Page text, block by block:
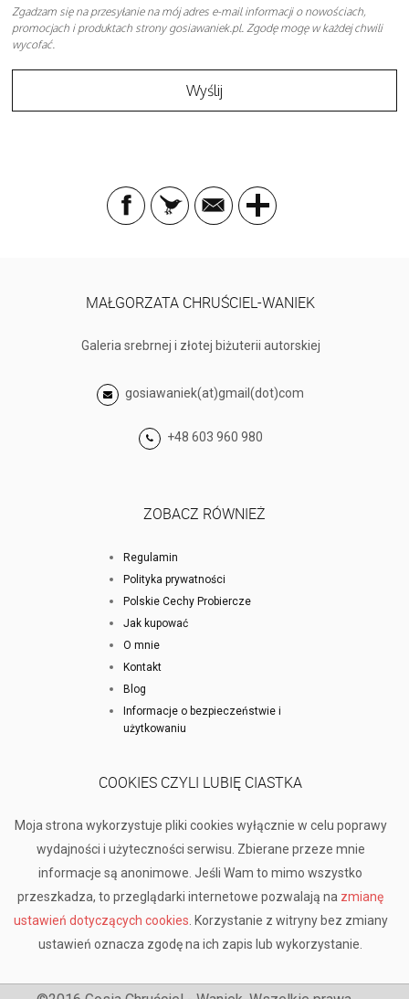
Zgadzam się na przesyłanie na mój adres e-mail informacji o nowościach,
promocjach i produktach strony gosiawaniek.pl. Zgodę mogę w każdej chwili
wycofać.
MAŁGORZATA CHRUŚCIEL-WANIEK
Galeria srebrnej i złotej biżuterii autorskiej
gosiawaniek(at)gmail(dot)com
+48 603 960 980
ZOBACZ RÓWNIEŻ
Regulamin
Polityka prywatności
Polskie Cechy Probiercze
Jak kupować
O mnie
Kontakt
Blog
Informacje o bezpieczeństwie i
użytkowaniu
COOKIES CZYLI LUBIĘ CIASTKA
Moja strona wykorzystuje pliki cookies wyłącznie w celu poprawy
wydajności i użyteczności serwisu. Zbierane przeze mnie
informacje są anonimowe. Jeśli Wam to mimo wszystko
przeszkadza, to przeglądarki internetowe pozwalają na zmianę
ustawień dotyczących cookies . Korzystanie z witryny bez zmiany
ustawień oznacza zgodę na ich zapis lub wykorzystanie.